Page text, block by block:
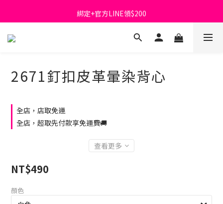
首購免運費🚚
綁定+官方LINE領$200
出清特價_買一送一
2671釘扣皮革暈染背心
全店，店取免運
全店，超取先付款享免運費🚚
查看更多
NT$490
顏色